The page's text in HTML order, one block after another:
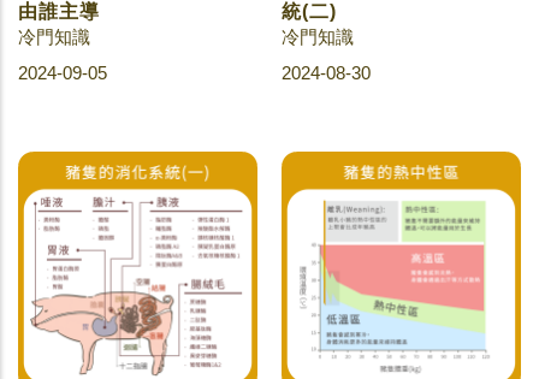
由誰主導
冷門知識
2024-09-05
統(二)
冷門知識
2024-08-30